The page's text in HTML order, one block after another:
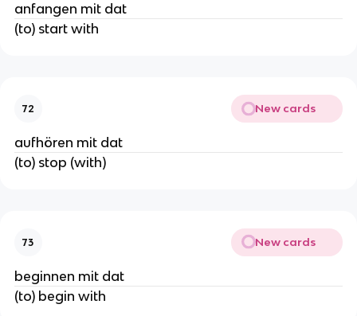
anfangen mit dat
(to) start with
72 New cards
aufhören mit dat
(to) stop (with)
73 New cards
beginnen mit dat
(to) begin with